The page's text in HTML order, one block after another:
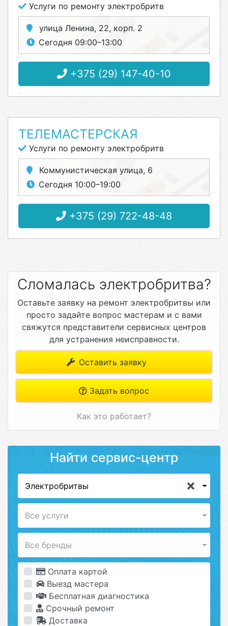
Услуги по ремонту электробритв
улица Ленина, 22, корп. 2
Сегодня 09:00–13:00
+375 (29) 147-40-10
ТЕЛЕМАСТЕРСКАЯ
Услуги по ремонту электробритв
Коммунистическая улица, 6
Сегодня 10:00–19:00
+375 (29) 722-48-48
Сломалась электробритва?
Оставьте заявку на ремонт электробритвы или
просто задайте вопрос мастерам и с вами
свяжутся представители сервисных центров
для устранения неисправности.
Оставить заявку
Задать вопрос
Как это работает?
Найти сервис-центр
Электробритвы
Все услуги
Все бренды
Оплата картой
Выезд мастера
Бесплатная диагностика
Срочный ремонт
Доставка